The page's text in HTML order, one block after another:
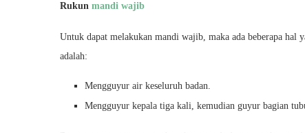
Rukun mandi wajib
Untuk dapat melakukan mandi wajib, maka ada beberapa hal
adalah:
Mengguyur air keseluruh badan.
Mengguyur kepala tiga kali, kemudian guyur bagian